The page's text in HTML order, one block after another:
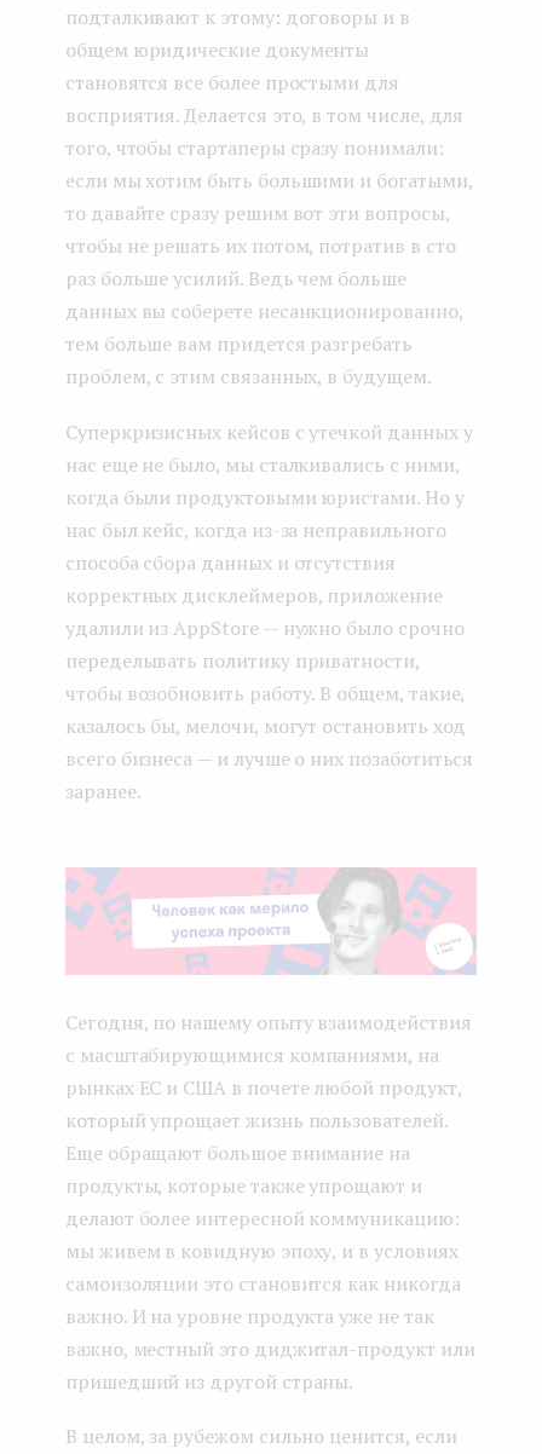
подталкивают к этому: договоры и в
общем юридические документы
становятся все более простыми для
восприятия. Делается это, в том числе, для
того, чтобы стартаперы сразу понимали:
если мы хотим быть большими и богатыми,
то давайте сразу решим вот эти вопросы,
чтобы не решать их потом, потратив в сто
раз больше усилий. Ведь чем больше
данных вы соберете несанкционированно,
тем больше вам придется разгребать
проблем, с этим связанных, в будущем.
Суперкризисных кейсов с утечкой данных у
нас еще не было, мы сталкивались с ними,
когда были продуктовыми юристами. Но у
нас был кейс, когда из-за неправильного
способа сбора данных и отсутствия
корректных дисклеймеров, приложение
удалили из AppStore — нужно было срочно
переделывать политику приватности,
чтобы возобновить работу. В общем, такие,
казалось бы, мелочи, могут остановить ход
всего бизнеса — и лучше о них позаботиться
заранее.
Сегодня, по нашему опыту взаимодействия
с масштабирующимися компаниями, на
рынках ЕС и США в почете любой продукт,
который упрощает жизнь пользователей.
Еще обращают большое внимание на
продукты, которые также упрощают и
делают более интересной коммуникацию:
мы живем в ковидную эпоху, и в условиях
самоизоляции это становится как никогда
важно. И на уровне продукта уже не так
важно, местный это диджитал-продукт или
пришедший из другой страны.
В целом, за рубежом сильно ценится, если